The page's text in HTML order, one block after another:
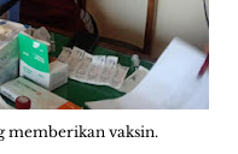
memberikan vaksin.